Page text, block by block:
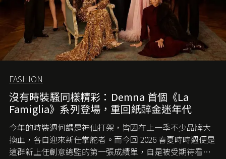
FASHION
沒有時裝騷同樣精彩：Demna 首個《La
Famiglia》系列登場，重回紙醉金迷年代
今年的時裝週何謂是神仙打架，皆因在上一季不少品牌大
換血，各自迎來新任掌舵者。而今回 2026 春夏時時週便是
這群新上任創意總監的第一張成績單，自是被受期待看他